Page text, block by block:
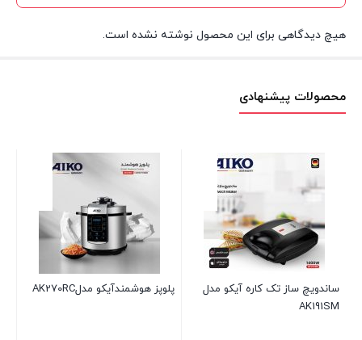
هیچ دیدگاهی برای این محصول نوشته نشده است.
محصولات پیشنهادی
تک کاره آیکو مدل پلوپز هوشمندآیکو مدلAK270RC اسپرسوساز AK239ES